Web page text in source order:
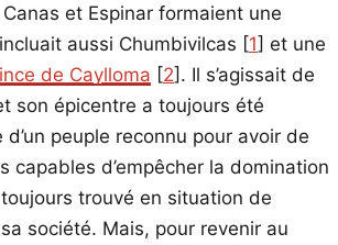
et Espinar formaient une
aussi Chumbivilcas [1] et une
de Caylloma [2] . Il s’agissait de
son épicentre a toujours été
d’un peuple reconnu pour avoir de
capables d’empêcher la domination
toujours trouvé en situation de
société. Mais, pour revenir au